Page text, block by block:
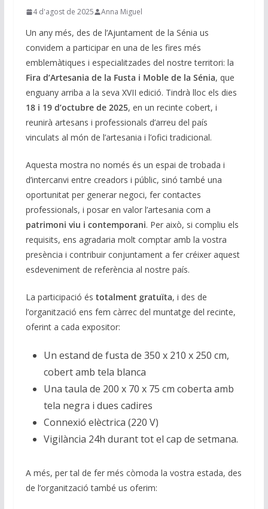
4 d'agost de 2025 Anna Miguel
Un any més, des de l’Ajuntament de la Sénia us
convidem a participar en una de les fires més
emblemàtiques i especialitzades del nostre territori: la
Fira d’Artesania de la Fusta i Moble de la Sénia, que
enguany arriba a la seva XVII edició. Tindrà lloc els dies
18 i 19 d’octubre de 2025, en un recinte cobert, i
reunirà artesans i professionals d’arreu del país
vinculats al món de l’artesania i l’ofici tradicional.
Aquesta mostra no només és un espai de trobada i
d’intercanvi entre creadors i públic, sinó també una
oportunitat per generar negoci, fer contactes
professionals, i posar en valor l’artesania com a
patrimoni viu i contemporani. Per això, si compliu els
requisits, ens agradaria molt comptar amb la vostra
presència i contribuir conjuntament a fer créixer aquest
esdeveniment de referència al nostre país.
La participació és totalment gratuïta, i des de
l’organització ens fem càrrec del muntatge del recinte,
oferint a cada expositor:
Un estand de fusta de 350 x 210 x 250 cm,
cobert amb tela blanca
Una taula de 200 x 70 x 75 cm coberta amb
tela negra i dues cadires
Connexió elèctrica (220 V)
Vigilància 24h durant tot el cap de setmana.
A més, per tal de fer més còmoda la vostra estada, des
de l’organització també us oferim: